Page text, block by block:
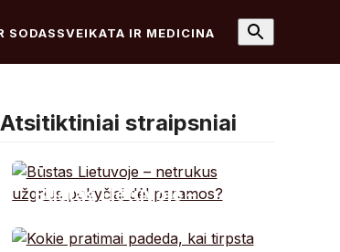
SODASSVEIKATA IR MEDICINA
Atsitiktiniai straipsniai
Būstas Lietuvoje –
pokyčiai dėl paramos?